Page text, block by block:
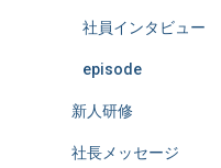
社員インタビュー
episode
新人研修
社長メッセージ